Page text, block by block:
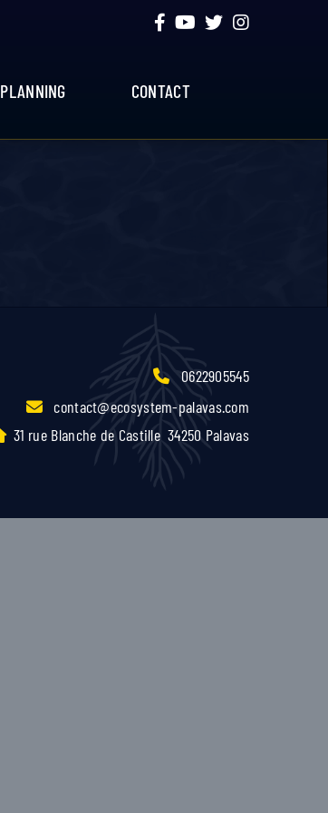
PLANNING CONTACT
0622905545
contact@ecosystem-palavas.com
31 rue Blanche de Castille 34250 Palavas